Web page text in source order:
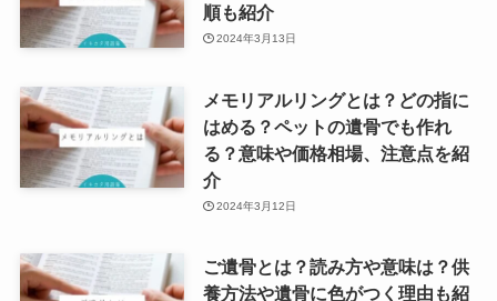
順も紹介
2024年3月13日
メモリアルリングとは？どの指に
はめる？ペットの遺骨でも作れ
る？意味や価格相場、注意点を紹
介
2024年3月12日
ご遺骨とは？読み方や意味は？供
養方法や遺骨に色がつく理由も紹